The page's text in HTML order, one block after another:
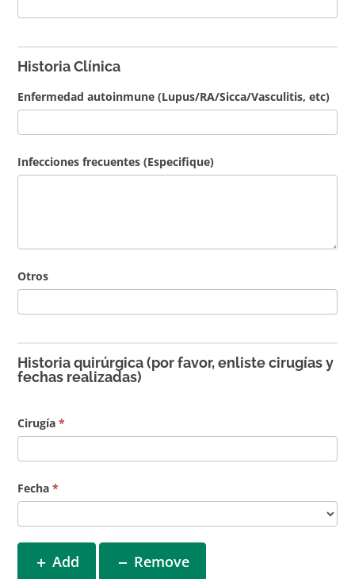
Historia Clínica
Enfermedad autoinmune (Lupus/RA/Sicca/Vasculitis, etc)
Infecciones frecuentes (Especifique)
Otros
Historia quirúrgica (por favor, enliste cirugías y
fechas realizadas)
Cirugía *
Fecha *
Add Remove